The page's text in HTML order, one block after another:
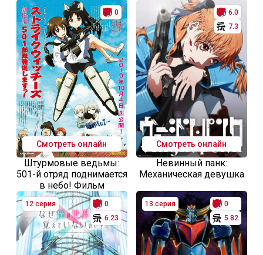
0
Смотреть онлайн
Штурмовые ведьмы:
501-й отряд поднимается
в небо! Фильм
6.0
7.3
Смотреть онлайн
Невинный панк:
Механическая девушка
12 серия
0
6.23
13 серия
0
5.82